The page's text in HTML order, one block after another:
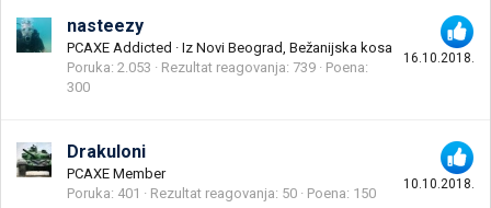
16.10.2018.
nasteezy
PCAXE Addicted · Iz Novi Beograd, Bežanijska kosa
Poruka 2.053 Rezultat reagovanja 739
Poena
300
10.10.2018.
Drakuloni
PCAXE Member
Poruka 401 Rezultat reagovanja 50 Poena 150